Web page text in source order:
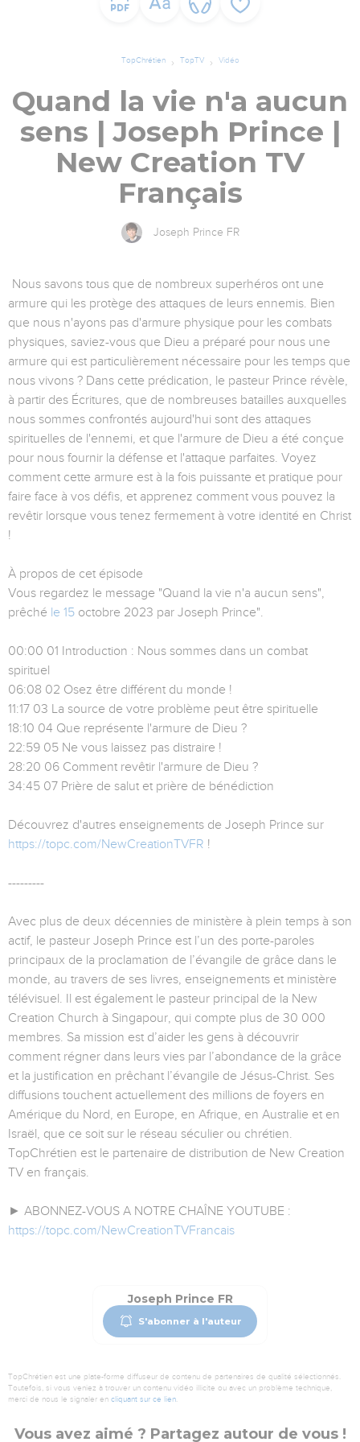
TopChrétien TopTV Vidéo
Quand la vie n'a aucun
sens | Joseph Prince |
New Creation TV
Français
Joseph Prince FR
Nous savons tous que de nombreux superhéros ont une
armure qui les protège des attaques de leurs ennemis. Bien
que nous n'ayons pas d'armure physique pour les combats
physiques, saviez-vous que Dieu a préparé pour nous une
armure qui est particulièrement nécessaire pour les temps que
nous vivons ? Dans cette prédication, le pasteur Prince révèle,
à partir des Écritures, que de nombreuses batailles auxquelles
nous sommes confrontés aujourd'hui sont des attaques
spirituelles de l'ennemi, et que l'armure de Dieu a été conçue
pour nous fournir la défense et l'attaque parfaites. Voyez
comment cette armure est à la fois puissante et pratique pour
faire face à vos défis, et apprenez comment vous pouvez la
revêtir lorsque vous tenez fermement à votre identité en Christ
!
À propos de cet épisode
Vous regardez le message "Quand la vie n'a aucun sens",
prêché le 15 octobre 2023 par Joseph Prince".
00:00 01 Introduction : Nous sommes dans un combat
spirituel
06:08 02 Osez être différent du monde !
11:17 03 La source de votre problème peut être spirituelle
18:10 04 Que représente l'armure de Dieu ?
22:59 05 Ne vous laissez pas distraire !
28:20 06 Comment revêtir l'armure de Dieu ?
34:45 07 Prière de salut et prière de bénédiction
Découvrez d'autres enseignements de Joseph Prince sur
https://topc.com/NewCreationTVFR !
---------
Avec plus de deux décennies de ministère à plein temps à son
actif, le pasteur Joseph Prince est l’un des porte-paroles
principaux de la proclamation de l’évangile de grâce dans le
monde, au travers de ses livres, enseignements et ministère
télévisuel. Il est également le pasteur principal de la New
Creation Church à Singapour, qui compte plus de 30 000
membres. Sa mission est d’aider les gens à découvrir
comment régner dans leurs vies par l’abondance de la grâce
et la justification en prêchant l’évangile de Jésus-Christ. Ses
diffusions touchent actuellement des millions de foyers en
Amérique du Nord, en Europe, en Afrique, en Australie et en
Israël, que ce soit sur le réseau séculier ou chrétien.
TopChrétien est le partenaire de distribution de New Creation
TV en français.
► ABONNEZ-VOUS A NOTRE CHAÎNE YOUTUBE :
https://topc.com/NewCreationTVFrancais
Joseph Prince FR
S'abonner à l'auteur
TopChrétien est une plate-forme diffuseur de contenu de partenaires de qualité sélectionnés.
Toutefois, si vous veniez à trouver un contenu vidéo illicite ou avec un problème technique,
merci de nous le signaler en cliquant sur ce lien.
Vous avez aimé ? Partagez autour de vous !